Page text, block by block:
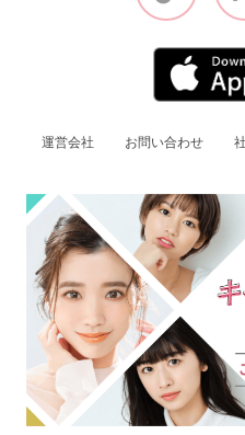
運営会社 お問い合わせ